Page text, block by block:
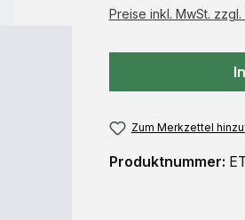
Preise inkl. MwSt.
Zum Merkzettel
Produktnummer: